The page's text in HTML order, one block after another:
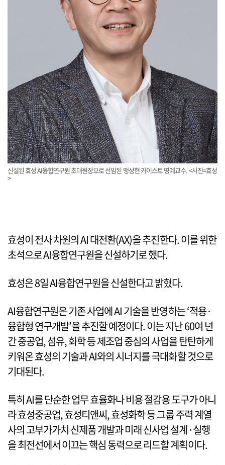
신설된 효성 AI융합연구원 초대원장으로 선임된 맹성현 카이스트 명예교수. <사진=효성
>
효성이 전사 차원의 AI 대전환(AX)을 추진한다. 이를 위한
초석으로 AI융합연구원을 신설하기로 했다.
효성은 8일 AI융합연구원을 신설한다고 밝혔다.
AI융합연구원은 기존 사업에 AI 기술을 반영하는 ‘적용·
융합형 연구개발’을 추진할 예정이다. 이는 지난 60여 년
간 중공업, 섬유, 화학 등 제조업 중심의 사업을 탄탄하게
키워온 효성의 기술과 AI와의 시너지를 극대화할 것으로
기대된다.
특히 AI를 단순한 업무 효율화나 비용 절감용 도구가 아니
라 효성중공업, 효성티앤씨, 효성화학 등 그룹 주력 계열
사의 고부가가치 신제품 개발과 미래 신사업 설계·실행
을 최전선에서 이끄는 핵심 동력으로 리드할 계획이다.